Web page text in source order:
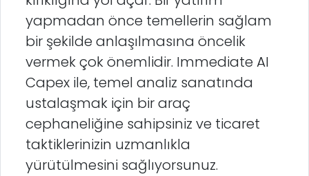
yapmadan önce temellerin sağlam
bir şekilde anlaşılmasına öncelik
vermek çok önemlidir. Immediate AI
Capex ile, temel analiz sanatında
ustalaşmak için bir araç
cephaneliğine sahipsiniz ve ticaret
taktiklerinizin uzmanlıkla
yürütülmesini sağlıyorsunuz.